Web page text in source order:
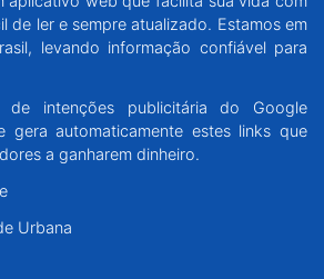
de ler e sempre atualizado. Estamos em
levando informação confiável para
intenções publicitária do Google
gera automaticamente estes links que
a ganharem dinheiro.
Urbana